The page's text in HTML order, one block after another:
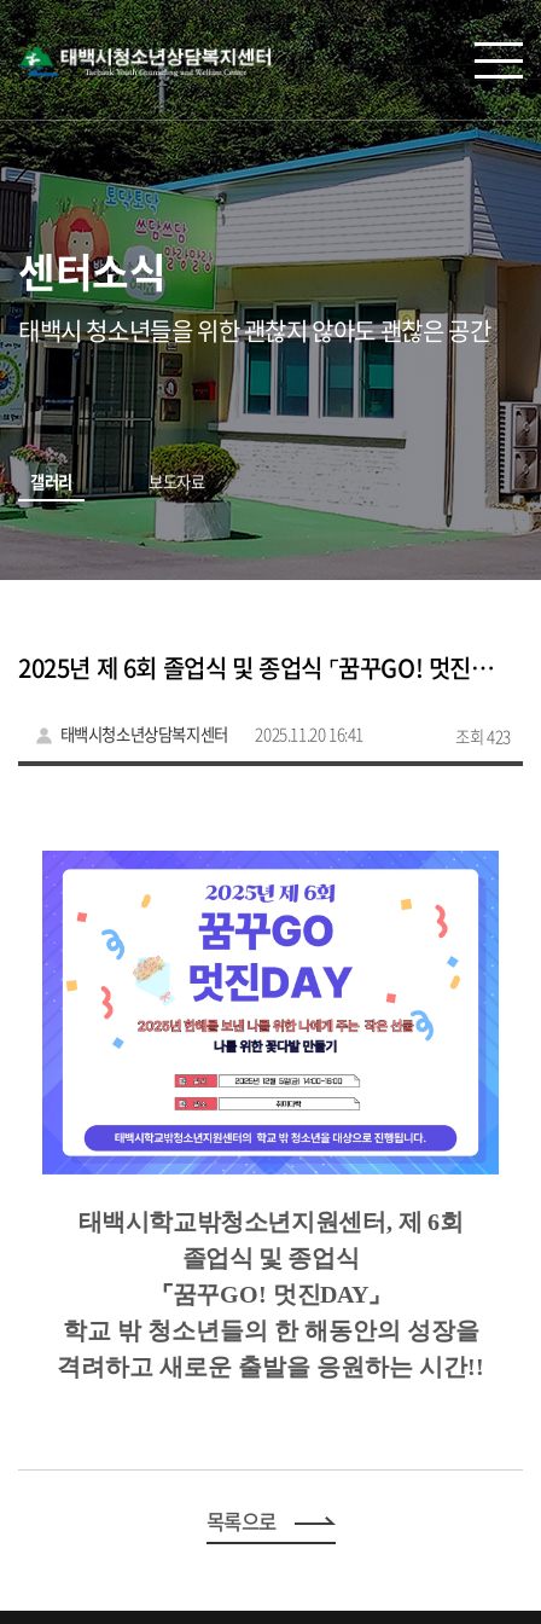
센터소식
태백시 청소년들을 위한 괜찮지 않아도 괜찮은 공간
갤러리 보도자료
2025년 제 6회 졸업식 및 종업식 ⌜꿈꾸GO! 멋진DAY⌟
태백시청소년상담복지센터 2025.11.20 16:41 조회 423
태백시학교밖청소년지원센터, 제 6회
졸업식 및 종업식
⌜꿈꾸GO! 멋진DAY ⌟
학교 밖 청소년들의 한 해동안의 성장을
격려하고 새로운 출발을 응원하는 시간!!
목록으로